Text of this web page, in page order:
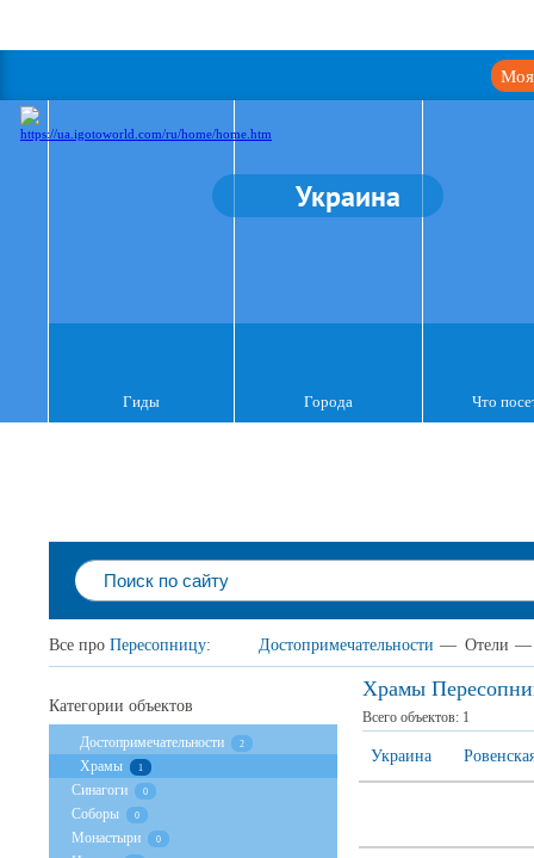
Моя
Украина
Гиды Города Что
Все про Пересопницу: Достопримечательности — Отели —
Храмы
Всего объектов: 1
Украина
Категории объектов
Достопримечательности 2
Храмы 1
Cинагоги 0
Соборы 0
Монастыри 0